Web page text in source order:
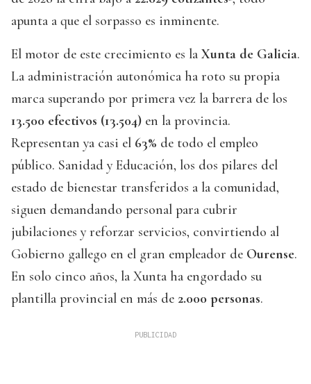
apunta a que el sorpasso es inminente.
El motor de este crecimiento es la Xunta de Galicia.
La administración autonómica ha roto su propia
marca superando por primera vez la barrera de los
13.500 efectivos (13.504) en la provincia.
Representan ya casi el 63% de todo el empleo
público. Sanidad y Educación, los dos pilares del
estado de bienestar transferidos a la comunidad,
siguen demandando personal para cubrir
jubilaciones y reforzar servicios, convirtiendo al
Gobierno gallego en el gran empleador de Ourense.
En solo cinco años, la Xunta ha engordado su
plantilla provincial en más de 2.000 personas.